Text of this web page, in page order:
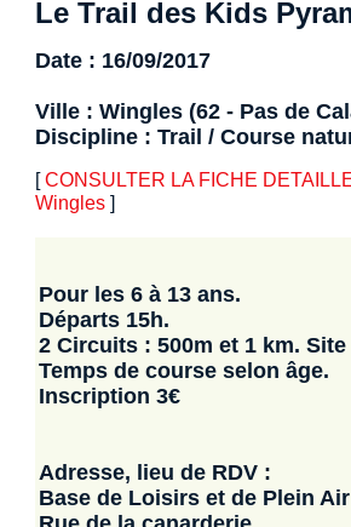
Le Trail des Kids
Date : 16/09/2017
Ville : Wingles (62 - Pas de
Discipline : Trail / Course
[CONSULTER LA FICHE
Wingles ]
Pour les 6 à 13 ans.
Départs 15h.
2 Circuits : 500m et 1 km.
Temps de course selon âge.
Inscription 3€
Adresse, lieu de RDV :
Base de Loisirs et de Plein Air